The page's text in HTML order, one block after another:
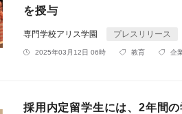
を授与
専門学校アリス学園 プレスリリース
2025年03月12日 06時 教育 企
採用内定留学生には、2年間